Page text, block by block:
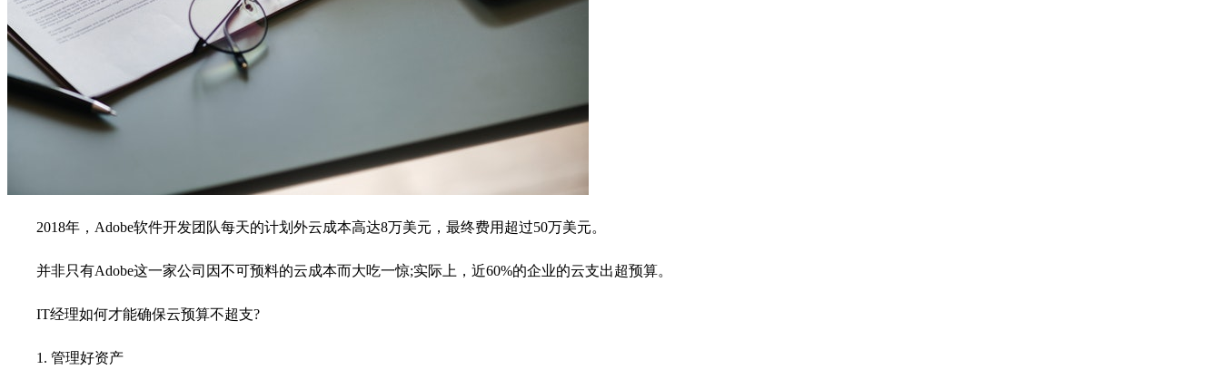
2018年，Adobe软件开发团队每天的计划外云成本高达8万美元，最终费用超过50万美元。
并非只有Adobe这一家公司因不可预料的云成本而大吃一惊;实际上，近60%的企业的云支出超预算。
IT经理如何才能确保云预算不超支?
1. 管理好资产